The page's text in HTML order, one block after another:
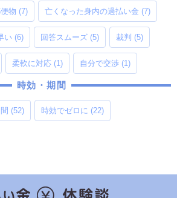
物 (7) 亡くなった身内の過払い金 (7)
い (6) 回答スムーズ (5) 裁判 (5)
柔軟に対応 (1) 自分で交渉 (1)
時効・期間
(52) 時効でゼロに (22)